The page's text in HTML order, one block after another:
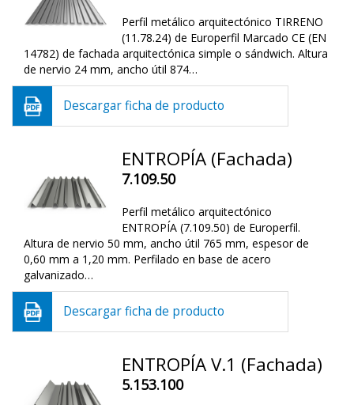
Perfil metálico arquitectónico TIRRENO
(11.78.24) de Europerfil Marcado CE (EN
14782) de fachada arquitectónica simple o sándwich. Altura
de nervio 24 mm, ancho útil 874…
Descargar ficha de producto
ENTROPÍA (Fachada)
7.109.50
Perfil metálico arquitectónico
ENTROPÍA (7.109.50) de Europerfil.
Altura de nervio 50 mm, ancho útil 765 mm, espesor de
0,60 mm a 1,20 mm. Perfilado en base de acero
galvanizado…
Descargar ficha de producto
ENTROPÍA V.1 (Fachada)
5.153.100